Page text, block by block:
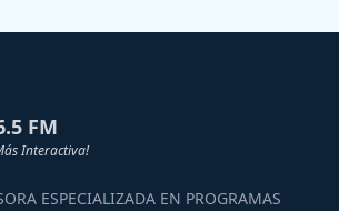
FM
Interactiva!
ESPECIALIZADA EN PROGRAMAS